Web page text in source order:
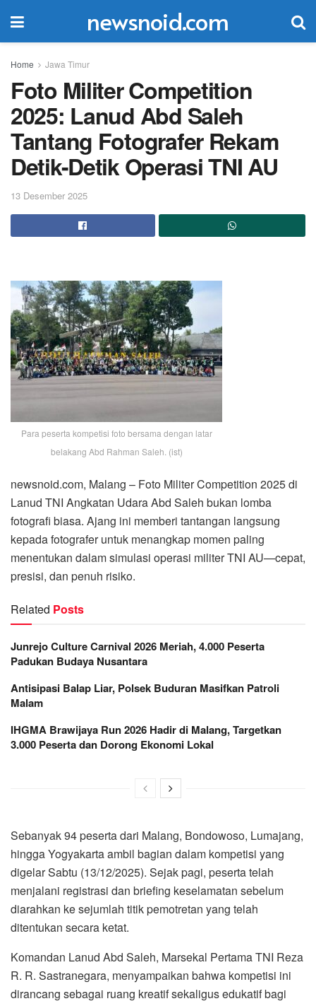
newsnoid.com
Home Jawa Timur
Foto Militer Competition
2025: Lanud Abd Saleh
Tantang Fotografer Rekam
Detik-Detik Operasi TNI AU
13 Desember 2025
Para peserta kompetisi foto bersama dengan latar
belakang Abd Rahman Saleh. (ist)
newsnoid.com, Malang – Foto Militer Competition 2025 di
Lanud TNI Angkatan Udara Abd Saleh bukan lomba
fotografi biasa. Ajang ini memberi tantangan langsung
kepada fotografer untuk menangkap momen paling
menentukan dalam simulasi operasi militer TNI AU—cepat,
presisi, dan penuh risiko.
Related Posts
Junrejo Culture Carnival 2026 Meriah, 4.000 Peserta
Padukan Budaya Nusantara
Antisipasi Balap Liar, Polsek Buduran Masifkan Patroli
Malam
IHGMA Brawijaya Run 2026 Hadir di Malang, Targetkan
3.000 Peserta dan Dorong Ekonomi Lokal
Sebanyak 94 peserta dari Malang, Bondowoso, Lumajang,
hingga Yogyakarta ambil bagian dalam kompetisi yang
digelar Sabtu (13/12/2025). Sejak pagi, peserta telah
menjalani registrasi dan briefing keselamatan sebelum
diarahkan ke sejumlah titik pemotretan yang telah
ditentukan secara ketat.
Komandan Lanud Abd Saleh, Marsekal Pertama TNI Reza
R. R. Sastranegara, menyampaikan bahwa kompetisi ini
dirancang sebagai ruang kreatif sekaligus edukatif bagi